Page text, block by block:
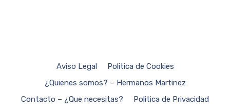
Aviso Legal
Politica de Cookies
¿Quienes somos? – Hermanos Martinez
Contacto – ¿Que necesitas?
Politica de Privacidad